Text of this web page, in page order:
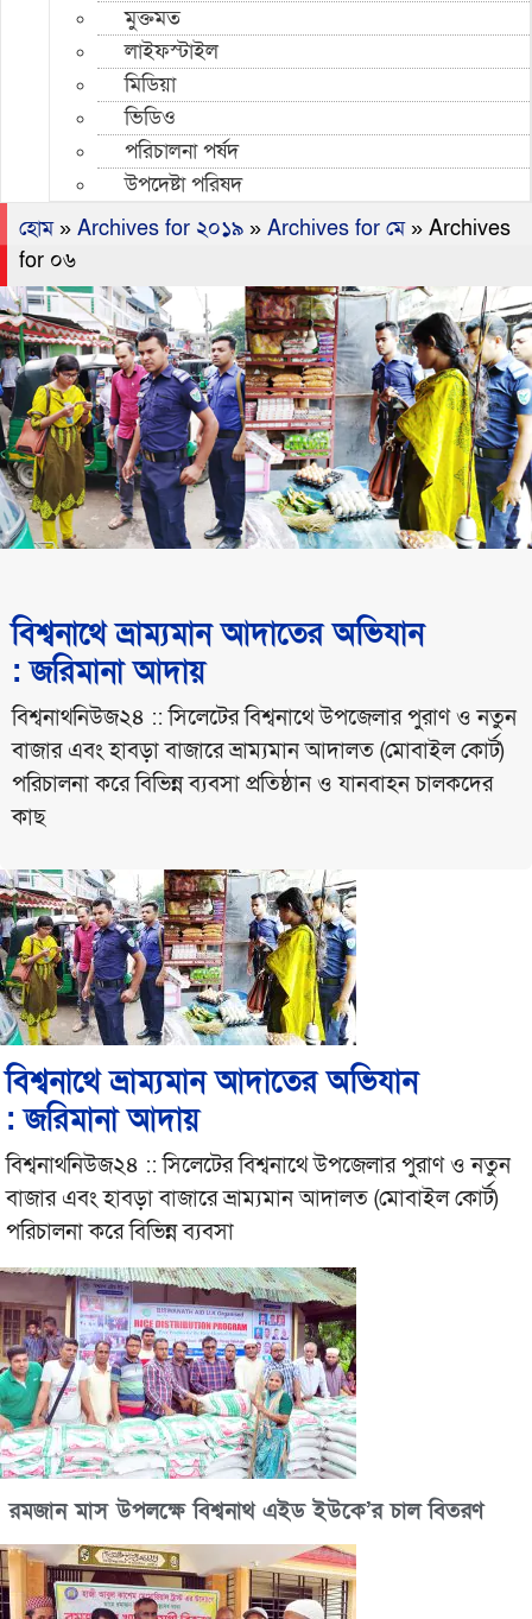
মুক্তমত
লাইফস্টাইল
মিডিয়া
ভিডিও
পরিচালনা পর্ষদ
উপদেষ্টা পরিষদ
হোম» Archives for ২০১৯ » Archives for মে» Archives
for ০৬
বিশ্বনাথে ভ্রাম্যমান আদাতের অভিযান
: জরিমানা আদায়
বিশ্বনাথনিউজ২৪ :: সিলেটের বিশ্বনাথে উপজেলার পুরাণ ও নতুন
বাজার এবং হাবড়া বাজারে ভ্রাম্যমান আদালত (মোবাইল কোর্ট)
পরিচালনা করে বিভিন্ন ব্যবসা প্রতিষ্ঠান ও যানবাহন চালকদের
কাছ
বিশ্বনাথে ভ্রাম্যমান আদাতের অভিযান
: জরিমানা আদায়
বিশ্বনাথনিউজ২৪ :: সিলেটের বিশ্বনাথে উপজেলার পুরাণ ও নতুন
বাজার এবং হাবড়া বাজারে ভ্রাম্যমান আদালত (মোবাইল কোর্ট)
পরিচালনা করে বিভিন্ন ব্যবসা
রমজান মাস উপলক্ষে বিশ্বনাথ এইড ইউকে’র চাল বিতরণ